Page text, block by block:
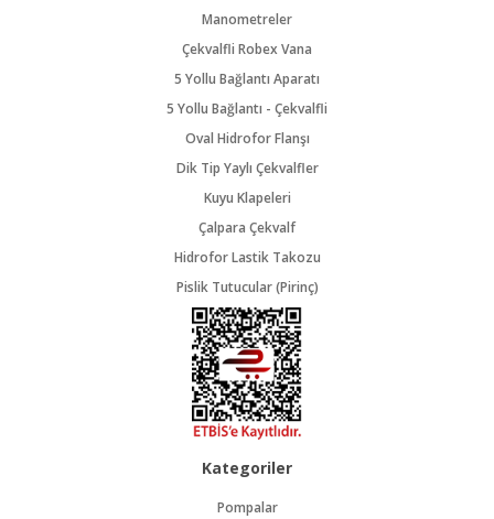
Manometreler
Çekvalfli Robex Vana
5 Yollu Bağlantı Aparatı
5 Yollu Bağlantı - Çekvalfli
Oval Hidrofor Flanşı
Dik Tip Yaylı Çekvalfler
Kuyu Klapeleri
Çalpara Çekvalf
Hidrofor Lastik Takozu
Pislik Tutucular (Pirinç)
Kategoriler
Pompalar